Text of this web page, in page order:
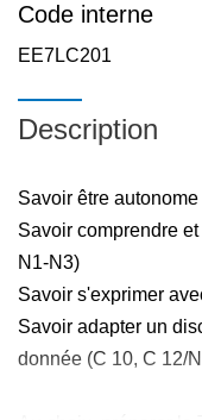
Code interne
EE7LC201
Description
Savoir être
Savoir comprendre
N1-N3)
Savoir s'exprimer
Savoir adapter un
donnée (C 10, C 12/